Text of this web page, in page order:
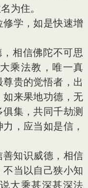
为住。
学，如是快速增
相信佛陀不可思
乘法教，唯一真
贵的觉悟者，出
来果地功德，无
集，共同千劫测
，应当如是信，
知识威德，相信
当以自己狭小知
大乘甚深甚深法